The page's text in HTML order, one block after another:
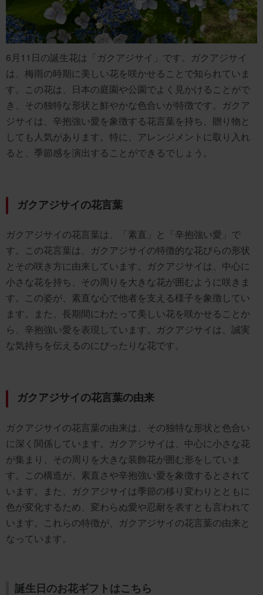
6月11日の誕生花は「ガクアジサイ」です。ガクアジサイ
は、梅雨の時期に美しい花を咲かせることで知られていま
す。この花は、日本の庭園や公園でよく見かけることがで
き、その独特な形状と鮮やかな色合いが特徴です。ガクア
ジサイは、辛抱強い愛を象徴する花言葉を持ち、贈り物と
しても人気があります。特に、アレンジメントに取り入れ
ると、季節感を演出することができるでしょう。
ガクアジサイの花言葉
ガクアジサイの花言葉は、「素直」と「辛抱強い愛」で
す。この花言葉は、ガクアジサイの特徴的な花びらの形状
とその咲き方に由来しています。ガクアジサイは、中心に
小さな花を持ち、その周りを大きな花が囲むように咲きま
す。この姿が、素直な心で他者を支える様子を象徴してい
ます。また、長期間にわたって美しい花を咲かせることか
ら、辛抱強い愛を表現しています。ガクアジサイは、誠実
な気持ちを伝えるのにぴったりな花です。
ガクアジサイの花言葉の由来
ガクアジサイの花言葉の由来は、その独特な形状と色合い
に深く関係しています。ガクアジサイは、中心に小さな花
が集まり、その周りを大きな装飾花が囲む形をしていま
す。この構造が、素直さや辛抱強い愛を象徴するとされて
います。また、ガクアジサイは季節の移り変わりとともに
色が変化するため、変わらぬ愛や忍耐を表すとも言われて
います。これらの特徴が、ガクアジサイの花言葉の由来と
なっています。
誕生日のお花ギフトはこちら